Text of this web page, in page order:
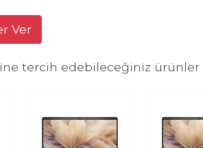
Ver
tercih edebileceğiniz ürünler